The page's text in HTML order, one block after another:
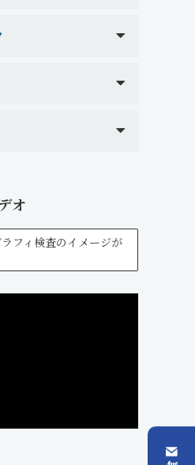
オ
フィ検査のイメージが